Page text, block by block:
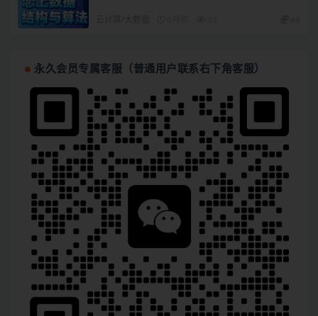
永久会员专属客服（普通用户联系右下角客服）